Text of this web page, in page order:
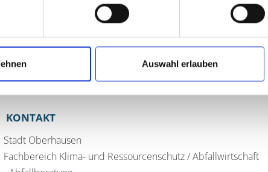
Auswahl erlauben
Glühbirnen, Leuchtstoffröhren, Energiesparlampen
feuerfestes Glas, Drahtglas und optisches Glas
Bleikristall
Eine Übersicht der Standorte mit Altglas-Containern finden Sie
KONTAKT
Stadt Oberhausen
Fachbereich Klima- und Ressourcenschutz / Abfallwirtschaft